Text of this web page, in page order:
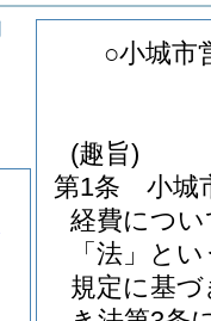
○小城市
(趣旨)
第1条
小城
経費につ
「法」と
規定に基